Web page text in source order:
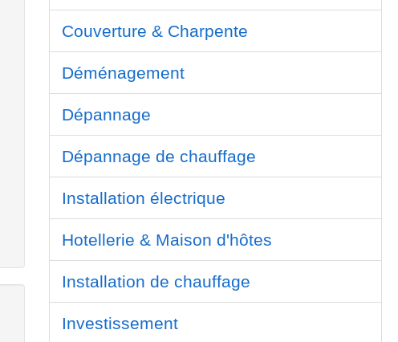
Couverture & Charpente
Déménagement
Dépannage
Dépannage de chauffage
Installation électrique
Hotellerie & Maison d'hôtes
Installation de chauffage
Investissement